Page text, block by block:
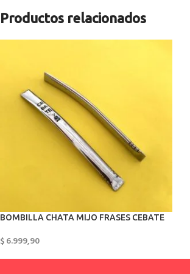
Productos relacionados
BOMBILLA CHATA MIJO FRASES CEBATE
$6.999,90